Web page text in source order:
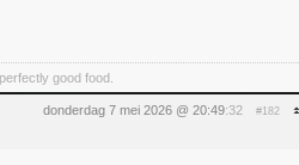
good food.
donderdag 7 mei 2026 @ 20:49:32 #182